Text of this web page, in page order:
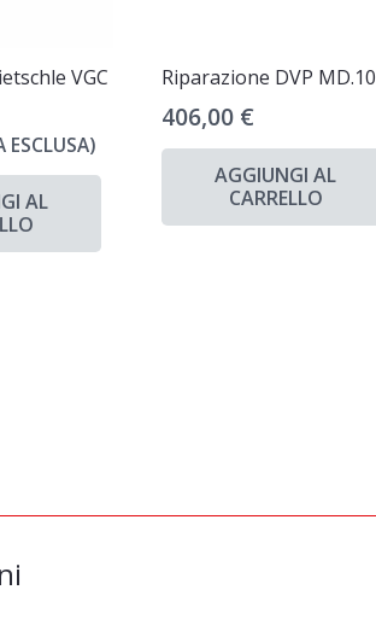
VGC
ESCLUSA)
AL
Riparazione DVP MD.10
406,00 €
AGGIUNGI AL
CARRELLO